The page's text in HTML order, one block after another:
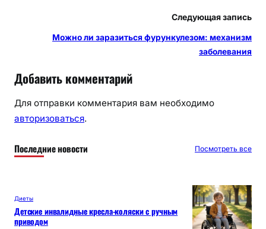
Следующая запись
Можно ли заразиться фурункулезом: механизм
заболевания
Добавить комментарий
Для отправки комментария вам необходимо
авторизоваться.
Последние новости Посмотреть все
Диеты
Детские инвалидные кресла-коляски с ручным
приводом